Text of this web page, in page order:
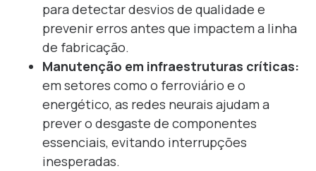
para detectar desvios de qualidade e
prevenir erros antes que impactem a linha
de fabricação.
Manutenção em infraestruturas críticas:
em setores como o ferroviário e o
energético, as redes neurais ajudam a
prever o desgaste de componentes
essenciais, evitando interrupções
inesperadas.